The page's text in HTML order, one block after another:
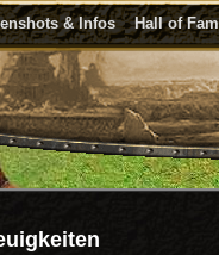
& Infos Hall of